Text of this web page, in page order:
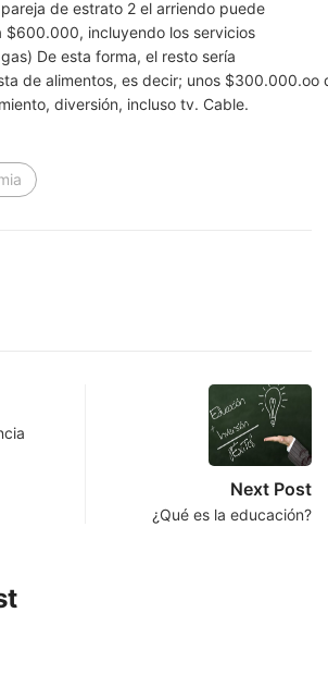
pareja de estrato 2 el arriendo puede
$600.000, incluyendo los servicios
gas) De esta forma, el resto sería
de alimentos, es decir; unos $300.000.oo
diversión, incluso tv. Cable.
Next Post
¿Qué es la educación?